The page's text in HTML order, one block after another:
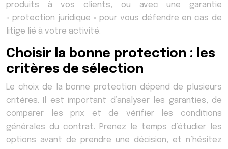
produits à vos clients, ou avec une garantie
« protection juridique » pour vous défendre en cas de
litige lié à votre activité.
Choisir la bonne protection : les
critères de sélection
Le choix de la bonne protection dépend de plusieurs
critères. Il est important d’analyser les garanties, de
comparer les prix et de vérifier les conditions
générales du contrat. Prenez le temps d’étudier les
options avant de prendre une décision, et n’hésitez